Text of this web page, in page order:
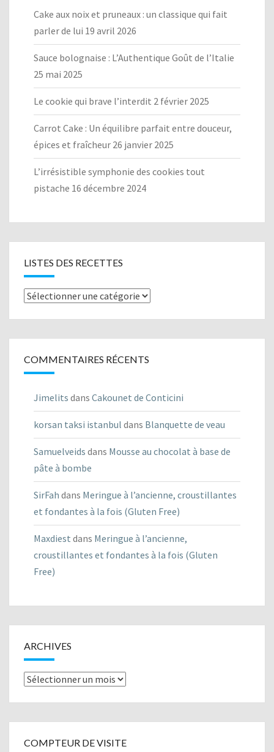
Cake aux noix et pruneaux : un classique qui fait
parler de lui 19 avril 2026
Sauce bolognaise : L’Authentique Goût de l’Italie
25 mai 2025
Le cookie qui brave l’interdit 2 février 2025
Carrot Cake : Un équilibre parfait entre douceur,
épices et fraîcheur 26 janvier 2025
L’irrésistible symphonie des cookies tout
pistache 16 décembre 2024
LISTES DES RECETTES
Listes
COMMENTAIRES RÉCENTS
Jimelits dans Cakounet de Conticini
korsan taksi istanbul dans Blanquette de veau
Samuelveids dans Mousse au chocolat à base de
pâte à bombe
SirFah dans Meringue à l’ancienne, croustillantes
et fondantes à la fois (Gluten Free)
Maxdiest dans Meringue à l’ancienne,
croustillantes et fondantes à la fois (Gluten
Free)
ARCHIVES
Archives
COMPTEUR DE VISITE